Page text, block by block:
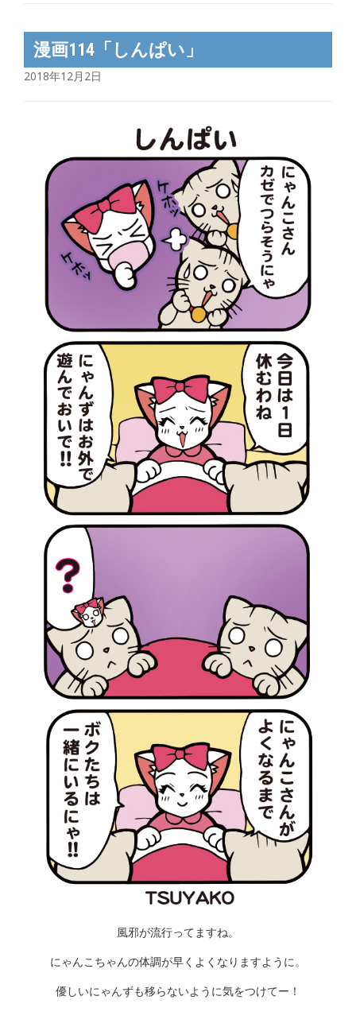
漫画114「しんぱい」
2018年12月2日
風邪が流行ってますね。
にゃんこちゃんの体調が早くよくなりますように。
優しいにゃんずも移らないように気をつけてー！